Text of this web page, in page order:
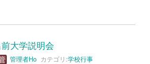
大学説明会
管理者Ho カテゴリ:学校行事